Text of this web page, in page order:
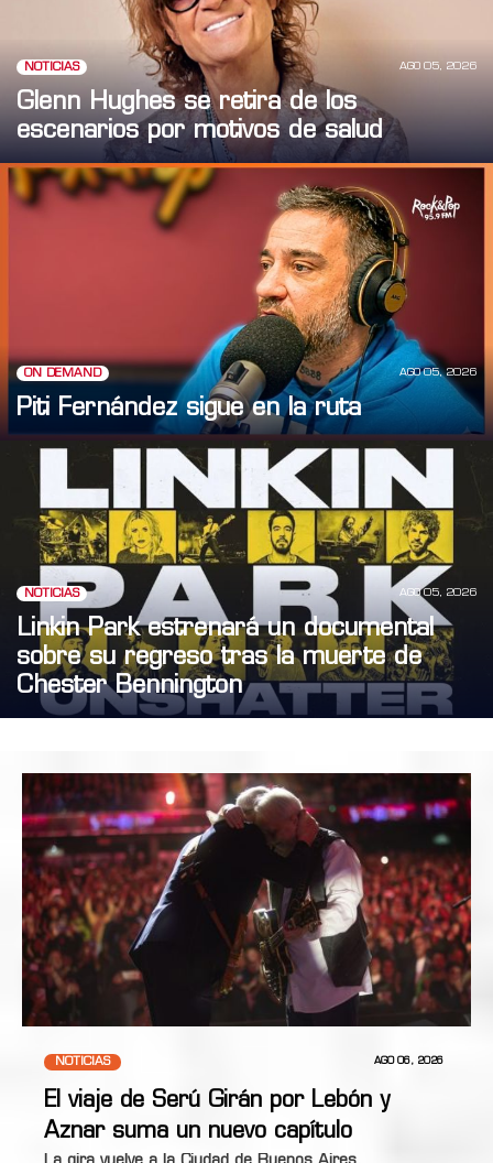
NOTICIAS AGO 05, 2026
Glenn Hughes se retira de los
escenarios por motivos de salud
ON DEMAND AGO 05, 2026
Piti Fernández sigue en la ruta
NOTICIAS AGO 05, 2026
Linkin Park estrenará un documental
sobre su regreso tras la muerte de
Chester Bennington
NOTICIAS AGO 06, 2026
El viaje de Serú Girán por Lebón y
Aznar suma un nuevo capítulo